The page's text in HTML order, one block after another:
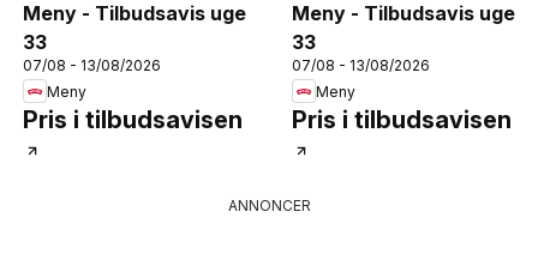
Meny - Tilbudsavis uge
33
07/08 - 13/08/2026
Meny
Pris i tilbudsavisen
Meny - Tilbudsavis uge
33
07/08 - 13/08/2026
Meny
Pris i tilbudsavisen
ANNONCER